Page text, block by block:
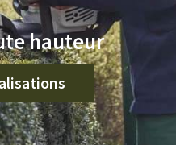
hauteur